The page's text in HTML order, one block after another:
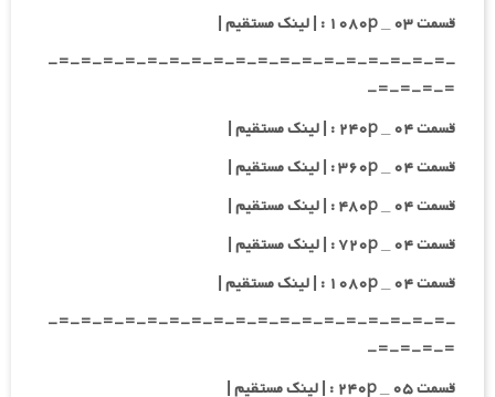
قسمت ۰۳ _ ۱۰۸۰p : | لینک مستقیم |
-=-=-=-=-=-=-=-=-=-=-=-=-=-=-=-=-=-=-
=-=-=-=-
قسمت ۰۴ _ ۲۴۰p : | لینک مستقیم |
قسمت ۰۴ _ ۳۶۰p : | لینک مستقیم |
قسمت ۰۴ _ ۴۸۰p : | لینک مستقیم |
قسمت ۰۴ _ ۷۲۰p : | لینک مستقیم |
قسمت ۰۴ _ ۱۰۸۰p : | لینک مستقیم |
-=-=-=-=-=-=-=-=-=-=-=-=-=-=-=-=-=-=-
=-=-=-=-
قسمت ۰۵ _ ۲۴۰p : | لینک مستقیم |